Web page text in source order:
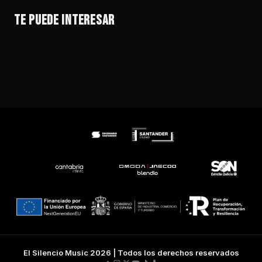
TE PUEDE INTERESAR
SANTUARIO
STONE FOUNDATION
EL RODEO – FESTIVAL DE AMERICANA
EL RODEO – FESTIVAL DE AMERICANA
El Silencio Music 2026 | Todos los derechos reservados